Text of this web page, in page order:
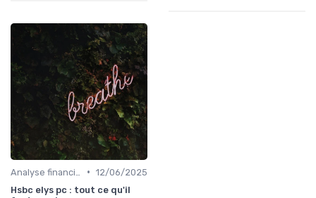
• 12/06/2025
Hsbc elys pc : tout ce qu'il